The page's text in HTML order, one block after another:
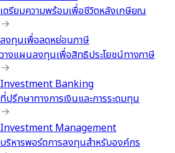
เตรียมความพร้อมเพื่อชีวิตหลังเกษียณ
ลงทุนเพื่อลดหย่อนภาษี
วางแผนลงทุนเพื่อสิทธิประโยชน์ทางภาษี
Investment Banking
ที่ปรึกษาทางการเงินและการระดมทุน
Investment Management
บริหารพอร์ตการลงทุนสำหรับองค์กร